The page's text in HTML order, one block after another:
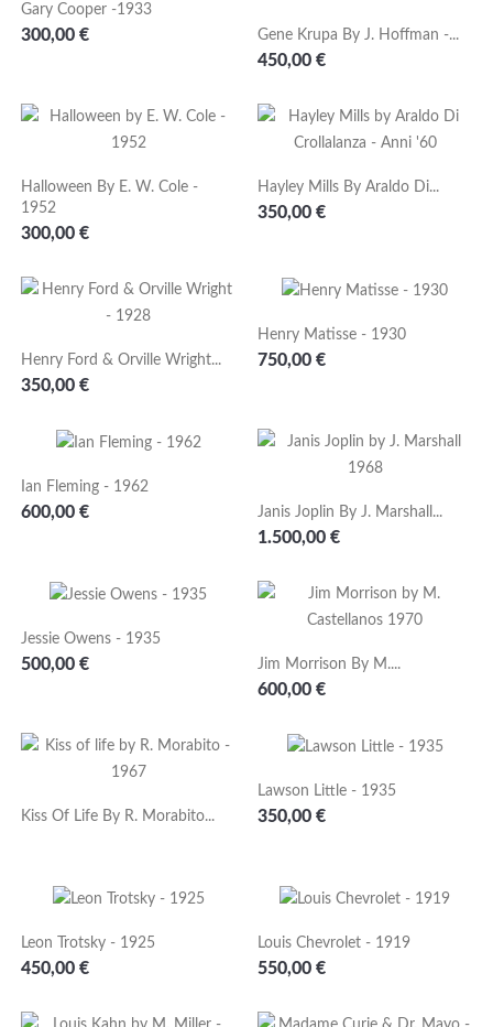
Gary Cooper -1933
Prezzo
300,00 € Gene Krupa By J. Hoffman -...
Prezzo
450,00 €
Halloween By E. W. Cole -
1952
Prezzo
300,00 €
Hayley Mills By Araldo Di...
Prezzo
350,00 €
Henry Ford & Orville Wright...
Prezzo
350,00 €
Henry Matisse - 1930
Prezzo
750,00 €
Ian Fleming - 1962
Prezzo
600,00 € Janis Joplin By J. Marshall...
Prezzo
1.500,00 €
Jessie Owens - 1935
Prezzo
500,00 € Jim Morrison By M....
Prezzo
600,00 €
Kiss Of Life By R. Morabito...
Lawson Little - 1935
Prezzo
350,00 €
Leon Trotsky - 1925
Prezzo
450,00 €
Louis Chevrolet - 1919
Prezzo
550,00 €